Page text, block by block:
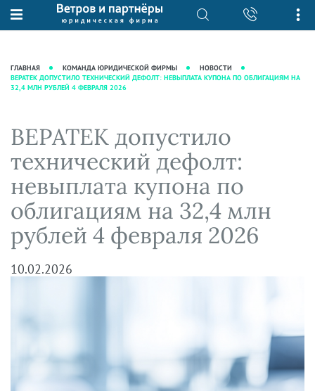
О нас
Рекомендации
Преимущества юридической
фирмы
Кейсы
Вакансии
Юридические услуги
Интеллектуальная собственность
Налоговая практика
Сопровождение бизнеса
Ведение уголовных дел
Защита активов
Ведение дел о банкротстве
База знаний
Журнал "Секреты арбитражной
практики"
Аудиоподкасты
Видеоподкасты
Справочная
Вопросы-ответы
Вебинары и семинары
ГЛАВНАЯ КОМАНДА ЮРИДИЧЕСКОЙ ФИРМЫ
НОВОСТИ
ВЕРАТЕК ДОПУСТИЛО ТЕХНИЧЕСКИЙ ДЕФОЛТ: НЕВЫПЛАТА КУПОНА ПО ОБЛИГАЦИЯМ НА
32,4 МЛН РУБЛЕЙ 4 ФЕВРАЛЯ 2026
ВЕРАТЕК допустило
технический дефолт:
невыплата купона по
облигациям на 32,4 млн
рублей 4 февраля 2026
10.02.2026